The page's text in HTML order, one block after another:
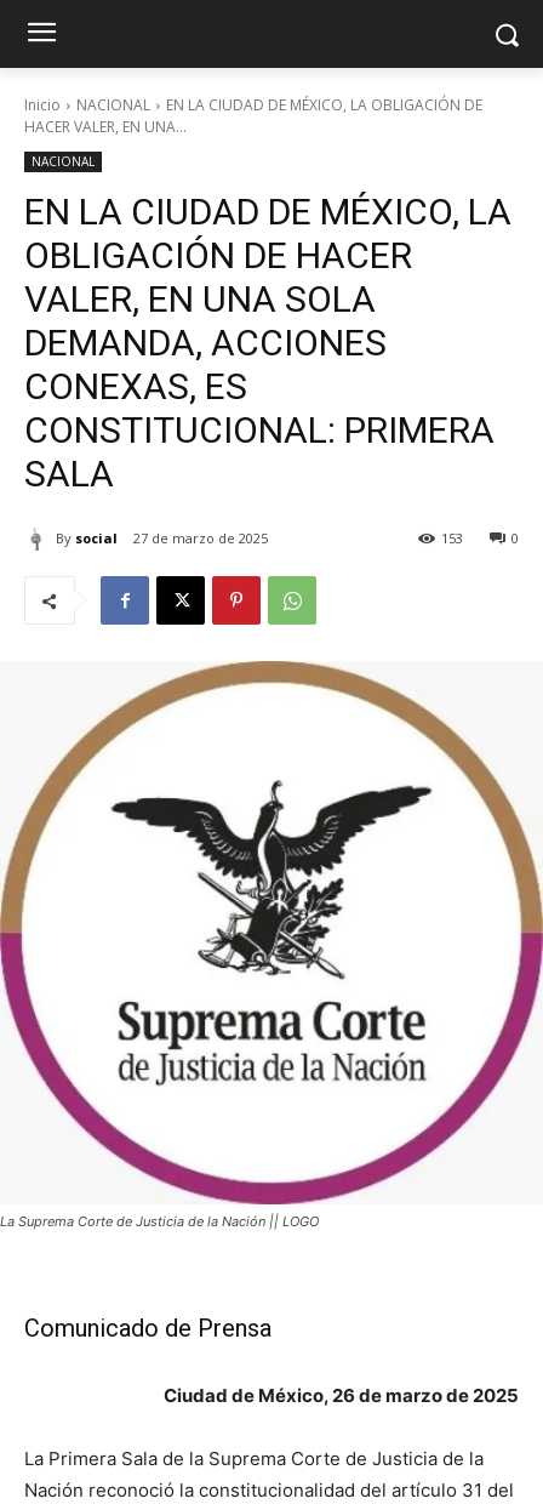
Inicio NACIONAL
EN LA CIUDAD DE MÉXICO, LA OBLIGACIÓN DE
HACER VALER, EN UNA...
NACIONAL
EN LA CIUDAD DE MÉXICO, LA
OBLIGACIÓN DE HACER
VALER, EN UNA SOLA
DEMANDA, ACCIONES
CONEXAS, ES
CONSTITUCIONAL: PRIMERA
SALA
By social 27 de marzo de 2025 0
153
La Suprema Corte de Justicia de la Nación || LOGO
Comunicado de Prensa
Ciudad de México, 26 de marzo de 2025
La Primera Sala de la Suprema Corte de Justicia de la
Nación reconoció la constitucionalidad del artículo 31 del